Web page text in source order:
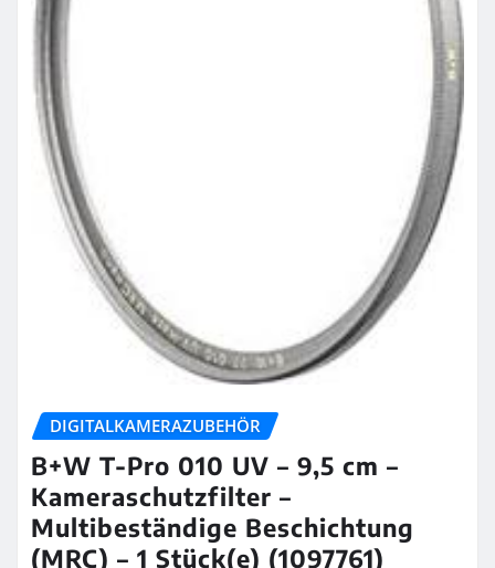
DIGITALKAMERAZUBEHÖR
B+W T-Pro 010 UV – 9,5 cm –
Kameraschutzfilter –
Multibeständige Beschichtung
(MRC) – 1 Stück(e) (1097761)